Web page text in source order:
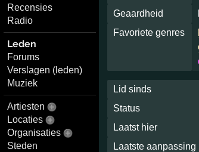
Recensies
Radio
Leden
Forums
Verslagen (leden)
Muziek
Artiesten
Locaties
Organisaties
Steden
Geaardheid
Favoriete genres
Lid sinds
Status
Laatst hier
Laatste aanpassing